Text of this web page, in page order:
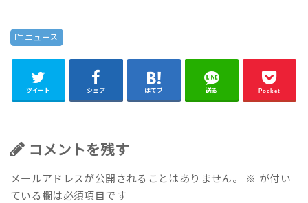
ニュース
ツイート シェア はてブ 送る Pocket
コメントを残す
メールアドレスが公開されることはありません。 ※ が付い
ている欄は必須項目です